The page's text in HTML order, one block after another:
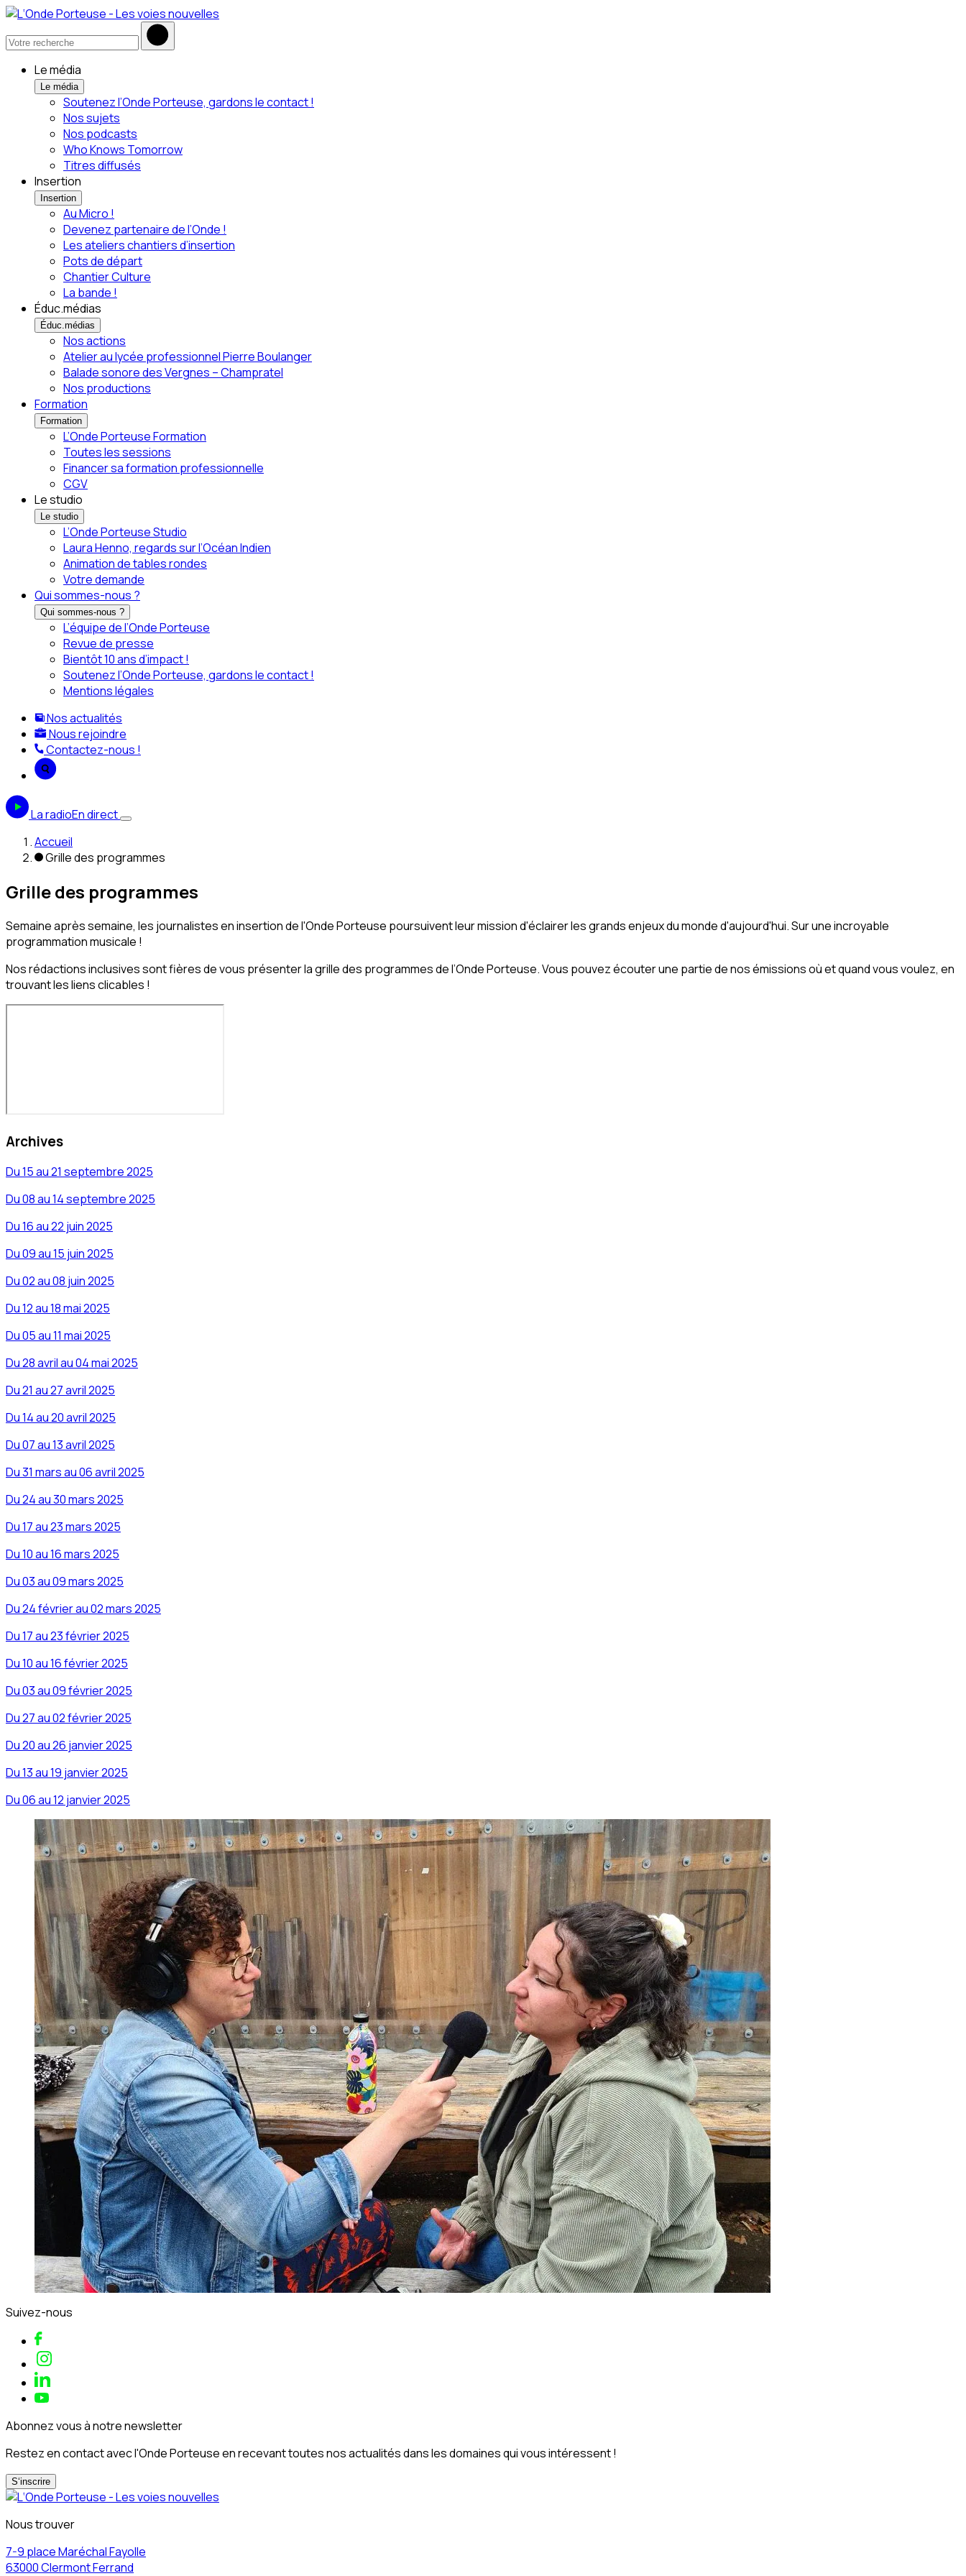
Le média
Le média
Soutenez l’Onde Porteuse, gardons le contact !
Nos sujets
Nos podcasts
Who Knows Tomorrow
Titres diffusés
Insertion
Insertion
Au Micro !
Devenez partenaire de l’Onde !
Les ateliers chantiers d’insertion
Pots de départ
Chantier Culture
La bande !
Éduc.médias
Éduc.médias
Nos actions
Atelier au lycée professionnel Pierre Boulanger
Balade sonore des Vergnes – Champratel
Nos productions
Formation
Formation
L’Onde Porteuse Formation
Toutes les sessions
Financer sa formation professionnelle
CGV
Le studio
Le studio
L’Onde Porteuse Studio
Laura Henno, regards sur l’Océan Indien
Animation de tables rondes
Votre demande
Qui sommes-nous ?
Qui sommes-nous ?
L’équipe de l’Onde Porteuse
Revue de presse
Bientôt 10 ans d’impact !
Soutenez l’Onde Porteuse, gardons le contact !
Mentions légales
Nos actualités
Nous rejoindre
Contactez-nous !
La radioEn direct
Accueil
Grille des programmes
Grille des programmes
Semaine après semaine, les journalistes en insertion de l'Onde Porteuse poursuivent leur mission d'éclairer les grands enjeux du monde d'aujourd'hui. Sur une incroyable
programmation musicale !
Nos rédactions inclusives sont fières de vous présenter la grille des programmes de l’Onde Porteuse. Vous pouvez écouter une partie de nos émissions où et quand vous voulez, en
trouvant les liens clicables !
Archives
Du 15 au 21 septembre 2025
Du 08 au 14 septembre 2025
Du 16 au 22 juin 2025
Du 09 au 15 juin 2025
Du 02 au 08 juin 2025
Du 12 au 18 mai 2025
Du 05 au 11 mai 2025
Du 28 avril au 04 mai 2025
Du 21 au 27 avril 2025
Du 14 au 20 avril 2025
Du 07 au 13 avril 2025
Du 31 mars au 06 avril 2025
Du 24 au 30 mars 2025
Du 17 au 23 mars 2025
Du 10 au 16 mars 2025
Du 03 au 09 mars 2025
Du 24 février au 02 mars 2025
Du 17 au 23 février 2025
Du 10 au 16 février 2025
Du 03 au 09 février 2025
Du 27 au 02 février 2025
Du 20 au 26 janvier 2025
Du 13 au 19 janvier 2025
Du 06 au 12 janvier 2025
Suivez-nous
Abonnez vous à notre newsletter
Restez en contact avec l'Onde Porteuse en recevant toutes nos actualités dans les domaines qui vous intéressent !
S‘inscrire
Nous trouver
7-9 place Maréchal Fayolle
63000 Clermont Ferrand